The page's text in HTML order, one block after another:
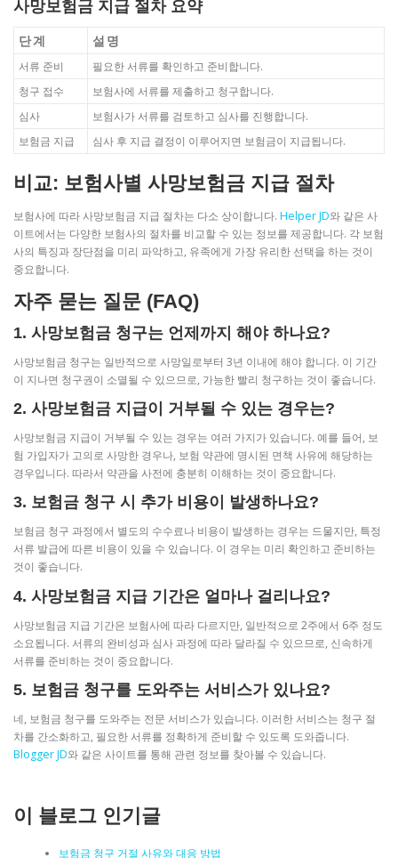
사망보험금 지급 절차 요약
단계 설명
서류 준비
필요한 서류를 확인하고 준비합니다.
청구 접수
보험사에 서류를 제출하고 청구합니다.
심사
보험사가 서류를 검토하고 심사를 진행합니다.
보험금 지급
심사 후 지급 결정이 이루어지면 보험금이 지급됩니다.
비교: 보험사별 사망보험금 지급 절차
보험사에 따라 사망보험금 지급 절차는 다소 상이합니다. Helper JD와 같은 사
이트에서는 다양한 보험사의 절차를 비교할 수 있는 정보를 제공합니다. 각 보험
사의 특징과 장단점을 미리 파악하고, 유족에게 가장 유리한 선택을 하는 것이
중요합니다.
자주 묻는 질문 (FAQ)
1. 사망보험금 청구는 언제까지 해야 하나요?
사망보험금 청구는 일반적으로 사망일로부터 3년 이내에 해야 합니다. 이 기간
이 지나면 청구권이 소멸될 수 있으므로, 가능한 빨리 청구하는 것이 좋습니다.
2. 사망보험금 지급이 거부될 수 있는 경우는?
사망보험금 지급이 거부될 수 있는 경우는 여러 가지가 있습니다. 예를 들어, 보
험 가입자가 고의로 사망한 경우나, 보험 약관에 명시된 면책 사유에 해당하는
경우입니다. 따라서 약관을 사전에 충분히 이해하는 것이 중요합니다.
3. 보험금 청구 시 추가 비용이 발생하나요?
보험금 청구 과정에서 별도의 수수료나 비용이 발생하는 경우는 드물지만, 특정
서류 발급에 따른 비용이 있을 수 있습니다. 이 경우는 미리 확인하고 준비하는
것이 좋습니다.
4. 사망보험금 지급 기간은 얼마나 걸리나요?
사망보험금 지급 기간은 보험사에 따라 다르지만, 일반적으로 2주에서 6주 정도
소요됩니다. 서류의 완비성과 심사 과정에 따라 달라질 수 있으므로, 신속하게
서류를 준비하는 것이 중요합니다.
5. 보험금 청구를 도와주는 서비스가 있나요?
네, 보험금 청구를 도와주는 전문 서비스가 있습니다. 이러한 서비스는 청구 절
차를 간소화하고, 필요한 서류를 정확하게 준비할 수 있도록 도와줍니다.
Blogger JD와 같은 사이트를 통해 관련 정보를 찾아볼 수 있습니다.
이 블로그 인기글
보험금 청구 거절 사유와 대응 방법